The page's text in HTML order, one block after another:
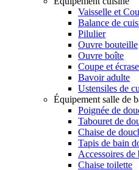
Vaisselle et
Balance de
Pilulier
Ouvre bouteille
Ouvre boîte
Coupe et
Bavoir adulte
Ustensiles de
Équipement salle de
Poignée de
Tabouret de
Chaise de
Tapis de bain
Accessoires de
Chaise toilette